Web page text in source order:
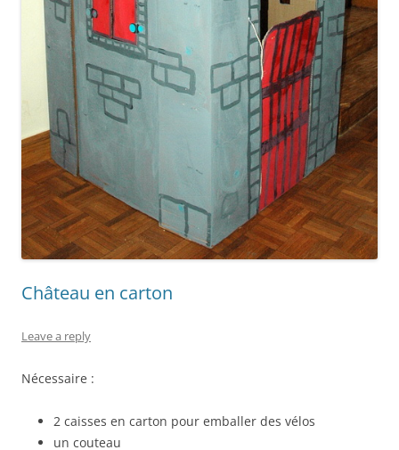
Château en carton
Leave a reply
Nécessaire :
2 caisses en carton pour emballer des vélos
un couteau